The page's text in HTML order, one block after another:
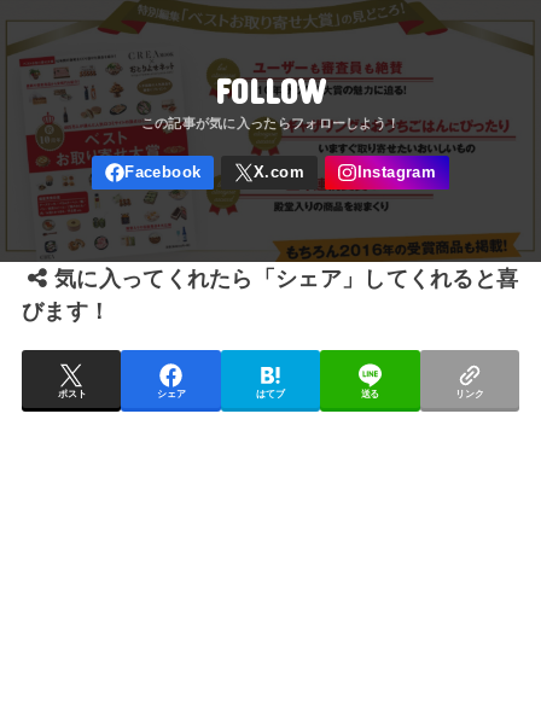
FOLLOW
気に入ってくれたら「シェア」してくれると喜
びます！
ポスト シェア はてブ 送る リンク